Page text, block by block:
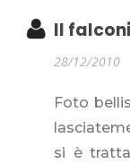
Il
28/12/2010
Foto
si è